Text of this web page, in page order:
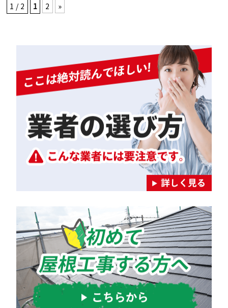
1 / 2 1 2 »